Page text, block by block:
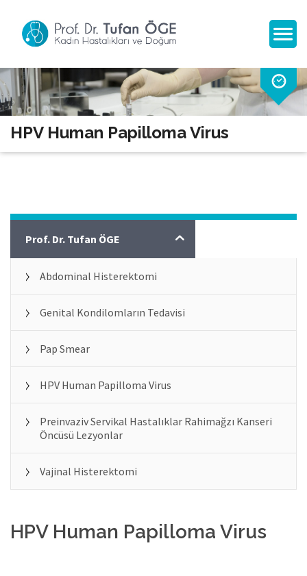
HPV Human Papilloma Virus
Jinekoloji
Prof. Dr. Tufan ÖGE
Abdominal Histerektomi
Genital Kondilomların Tedavisi
Pap Smear
HPV Human Papilloma Virus
Preinvaziv Servikal Hastalıklar Rahimağzı Kanseri
Öncüsü Lezyonlar
Vajinal Histerektomi
HPV Human Papilloma Virus